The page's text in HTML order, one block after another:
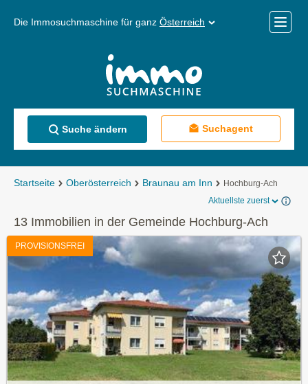
Die Immosuchmaschine für ganz Österreich
Menü
Suche ändern Suchagent
Startseite Oberösterreich Braunau am Inn
Hochburg-Ach
Aktuellste zuerst
13 Immobilien in der Gemeinde Hochburg-Ach
PROVISIONSFREI